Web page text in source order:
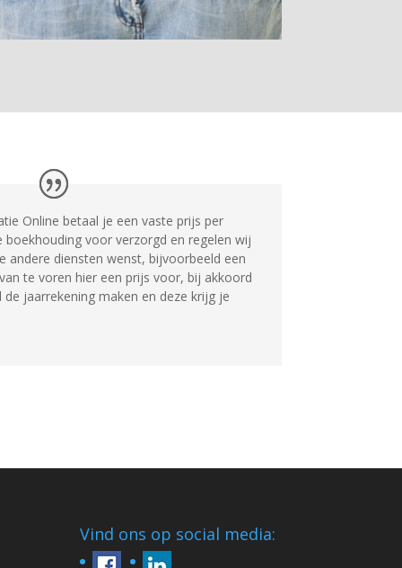
Online betaal je een vaste prijs per
voor verzorgd en regelen wij
andere diensten wenst, bijvoorbeeld een
te voren hier een prijs voor, bij akkoord
jaarrekening maken en deze krijg je
Vind ons op social media: